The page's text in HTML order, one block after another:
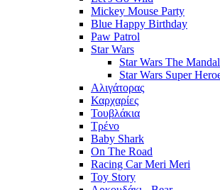
Mickey Mouse Party
Blue Happy Birthday
Paw Patrol
Star Wars
Star Wars The
Star Wars Super
Αλιγάτορας
Καρχαρίες
Τουβλάκια
Τρένο
Baby Shark
On The Road
Racing Car Meri Meri
Toy Story